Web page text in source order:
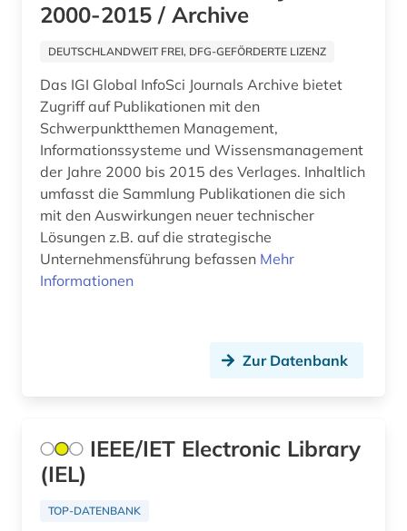
philosophie (2)
physik (7)
programmiersprache (1)
programmierung (6)
projektmanagement (1)
prüftechnik (2)
psychologie (3)
selbstlernkurs (1)
2000-2015 / Archive
DEUTSCHLANDWEIT FREI, DFG-GEFÖRDERTE LIZENZ
Das IGI Global InfoSci Journals Archive bietet
Zugriff auf Publikationen mit den
Schwerpunktthemen Management,
Informationssysteme und Wissensmanagement
der Jahre 2000 bis 2015 des Verlages. Inhaltlich
umfasst die Sammlung Publikationen die sich
mit den Auswirkungen neuer technischer
Lösungen z.B. auf die strategische
Unternehmensführung befassen Mehr
Informationen
Zur Datenbank
IEEE/IET Electronic Library
(IEL)
TOP-DATENBANK